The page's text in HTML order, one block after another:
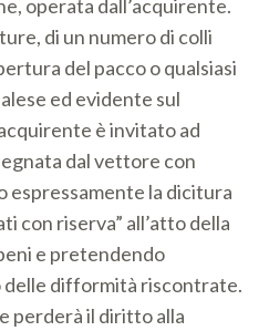
operata dall’acquirente.
di un numero di colli
del pacco o qualsiasi
ed evidente sul
è invitato ad
dal vettore con
espressamente la dicitura
con riserva” all’atto della
e pretendendo
delle difformità riscontrate.
perderà il diritto alla